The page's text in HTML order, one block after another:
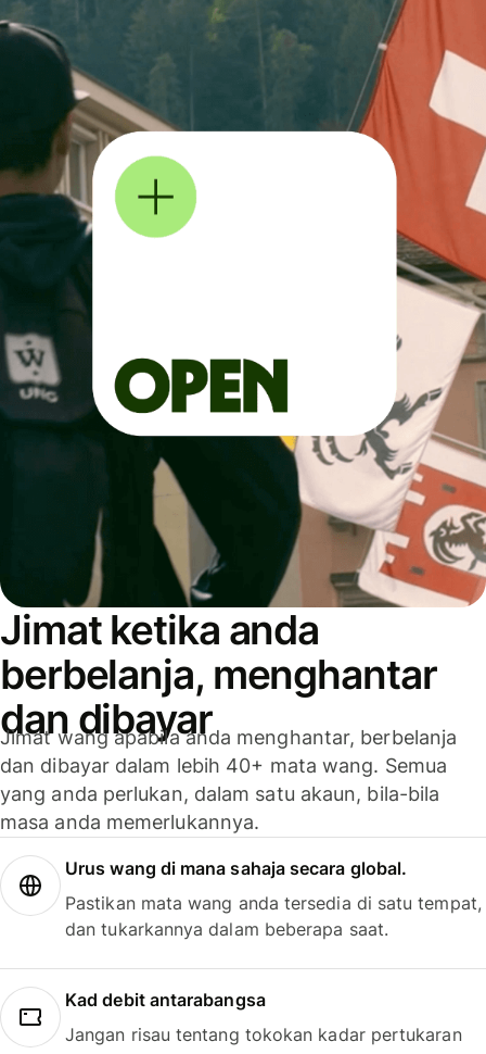
Jimat ketika anda
berbelanja, menghantar
dan dibayar
Jimat wang apabila anda menghantar, berbelanja
dan dibayar dalam lebih 40+ mata wang. Semua
yang anda perlukan, dalam satu akaun, bila-bila
masa anda memerlukannya.
Urus wang di mana sahaja secara global.
Pastikan mata wang anda tersedia di satu tempat,
dan tukarkannya dalam beberapa saat.
Kad debit antarabangsa
Jangan risau tentang tokokan kadar pertukaran